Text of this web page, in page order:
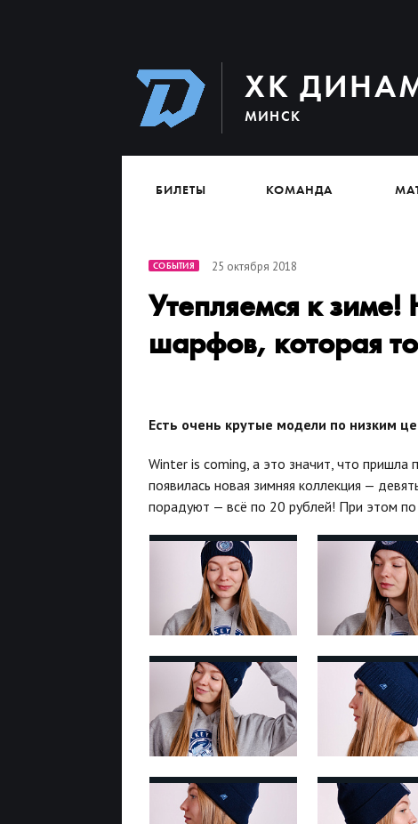
ХК
МИНСК
БИЛЕТЫ КОМАНДА
СОБЫТИЯ 25 октября 2018
Утепляемся к
шарфов, которая
Есть очень крутые модели по низким
Winter is coming, а это значит, что пришла
появилась новая зимняя коллекция —
порадуют — всё по 20 рублей! При этом